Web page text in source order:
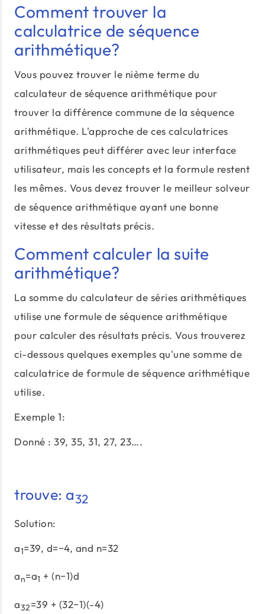
Comment trouver la
calculatrice de séquence
arithmétique?
Vous pouvez trouver le nième terme du
calculateur de séquence arithmétique pour
trouver la différence commune de la séquence
arithmétique. L'approche de ces calculatrices
arithmétiques peut différer avec leur interface
utilisateur, mais les concepts et la formule restent
les mêmes. Vous devez trouver le meilleur solveur
de séquence arithmétique ayant une bonne
vitesse et des résultats précis.
Comment calculer la suite
arithmétique?
La somme du calculateur de séries arithmétiques
utilise une formule de séquence arithmétique
pour calculer des résultats précis. Vous trouverez
ci-dessous quelques exemples qu'une somme de
calculatrice de formule de séquence arithmétique
utilise.
Exemple 1:
Donné : 39, 35, 31, 27, 23….
trouve: a32
Solution:
a1=39, d=−4, and n=32
an=a1 + (n−1)d
a32=39 + (32−1)(-4)